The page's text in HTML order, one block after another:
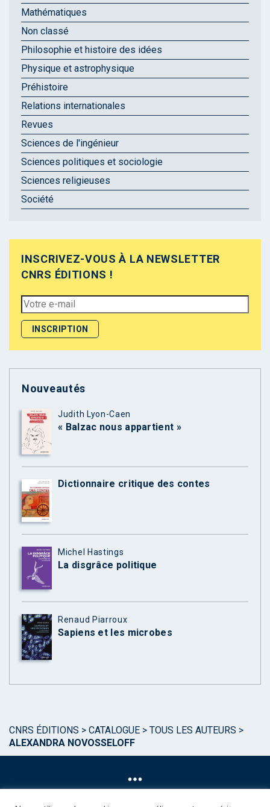
Mathématiques
Non classé
Philosophie et histoire des idées
Physique et astrophysique
Préhistoire
Relations internationales
Revues
Sciences de l'ingénieur
Sciences politiques et sociologie
Sciences religieuses
Société
INSCRIVEZ-VOUS À LA NEWSLETTER
CNRS ÉDITIONS !
Nouveautés
Judith Lyon-Caen
« Balzac nous appartient »
Dictionnaire critique des contes
Michel Hastings
La disgrâce politique
Renaud Piarroux
Sapiens et les microbes
CNRS ÉDITIONS > CATALOGUE > TOUS LES AUTEURS >
ALEXANDRA NOVOSSELOFF